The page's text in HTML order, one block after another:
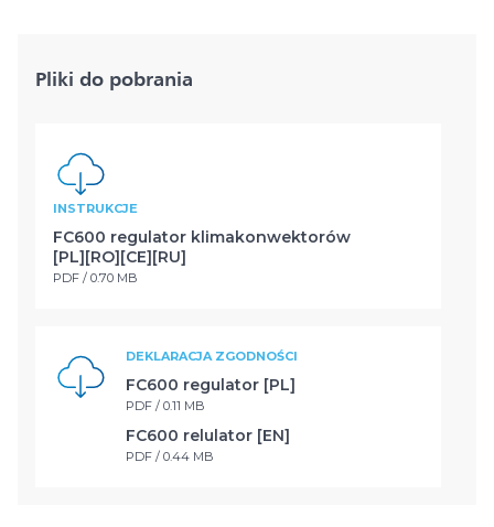
Pliki do pobrania
INSTRUKCJE
FC600 regulator klimakonwektorów
[PL][RO][CE][RU]
PDF / 0.70 MB
DEKLARACJA ZGODNOŚCI
FC600 regulator [PL]
PDF / 0.11 MB
FC600 relulator [EN]
PDF / 0.44 MB